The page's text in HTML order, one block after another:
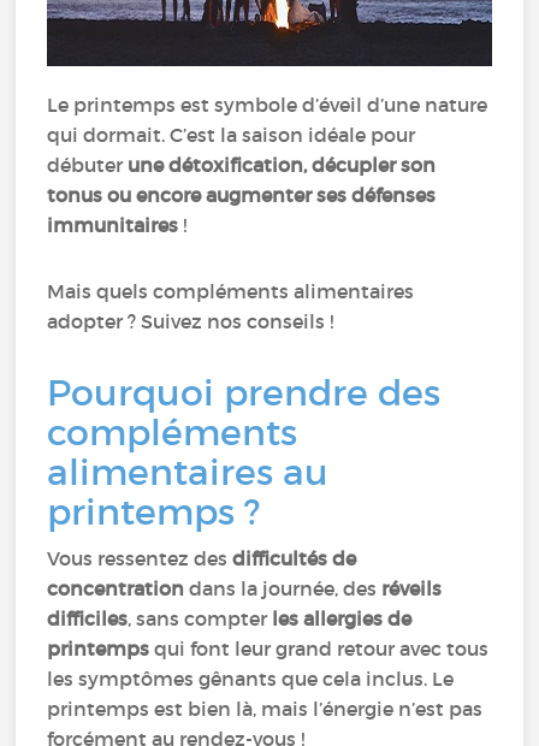
Le printemps est symbole d’éveil d’une nature
qui dormait. C’est la saison idéale pour
débuter une détoxification, décupler son
tonus ou encore augmenter ses défenses
immunitaires !
Mais quels compléments alimentaires
adopter ? Suivez nos conseils !
Pourquoi prendre des
compléments
alimentaires au
printemps ?
Vous ressentez desdifficultés de
concentration dans la journée, des réveils
difficiles, sans compter les allergies de
printemps qui font leur grand retour avec tous
les symptômes gênants que cela inclus. Le
printemps est bien là, mais l’énergie n’est pas
forcément au rendez-vous !